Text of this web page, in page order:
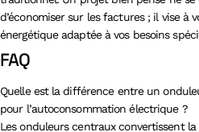
d’économiser sur les factures ; il vise à
énergétique adaptée à vos besoins
FAQ
Quelle est la différence entre un
pour l’autoconsommation électrique ?
Les onduleurs centraux convertissent